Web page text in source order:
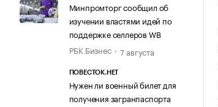
Минпромторг сообщил об
изучении властями идей по
поддержке селлеров WB
РБК Бизнес
7 августа
ПОВЕСТОК.НЕТ
Нужен ли военный билет для
получения загранпаспорта